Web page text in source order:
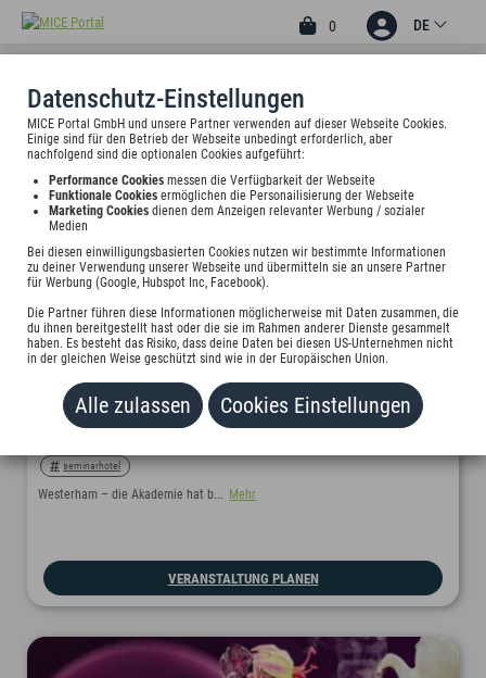
Datenschutz-Einstellungen
MICE Portal GmbH und unsere Partner verwenden auf dieser Webseite Cookies.
Einige sind für den Betrieb der Webseite unbedingt erforderlich, aber
nachfolgend sind die optionalen Cookies aufgeführt:
Performance Cookies messen die Verfügbarkeit der Webseite
Funktionale Cookies ermöglichen die Personailisierung der Webseite
Marketing Cookies dienen dem Anzeigen relevanter Werbung / sozialer
Medien
Bei diesen einwilligungsbasierten Cookies nutzen wir bestimmte Informationen
zu deiner Verwendung unserer Webseite und übermitteln sie an unsere Partner
für Werbung (Google, Hubspot Inc, Facebook).
Die Partner führen diese Informationen möglicherweise mit Daten zusammen, die
du ihnen bereitgestellt hast oder die sie im Rahmen anderer Dienste gesammelt
haben. Es besteht das Risiko, dass deine Daten bei diesen US-Unternehmen nicht
in der gleichen Weise geschützt sind wie in der Europäischen Union.
Alle zulassen Cookies Einstellungen
0 DE
KARTE ANZEIGEN
🌿 88 % BEI GREENSIGN - UND DAS TROTZ VERSCHÄRFTER KRITERIEN! 🥳
83620 FELDKIRCHEN-WESTERHAM
Von Westerham - die Akademie erstellt am 30.06.2026
seminarhotel
Westerham – die Akademie hat b... Mehr
VERANSTALTUNG PLANEN